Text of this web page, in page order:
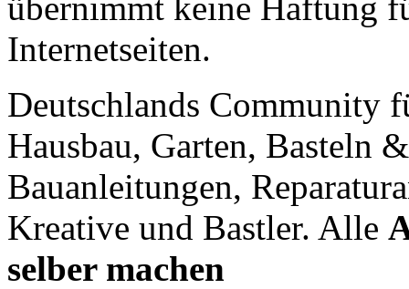
Internetseiten.
Deutschlands Community
Hausbau, Garten, Basteln
Bauanleitungen,
Kreative und Bastler. Alle
selber machen